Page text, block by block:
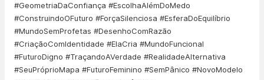
#GeometriaDaConfiança #EscolhaAlémDoMedo
#ConstruindoOFuturo #ForçaSilenciosa #EsferaDoEquilíbrio
#MundoSemProfetas #DesenhoComRazão
#CriaçãoComIdentidade #ElaCria #MundoFuncional
#FuturoDigno #TraçandoAVerdade #RealidadeAlternativa
#SeuPróprioMapa #FuturoFeminino #SemPânico #NovoModelo